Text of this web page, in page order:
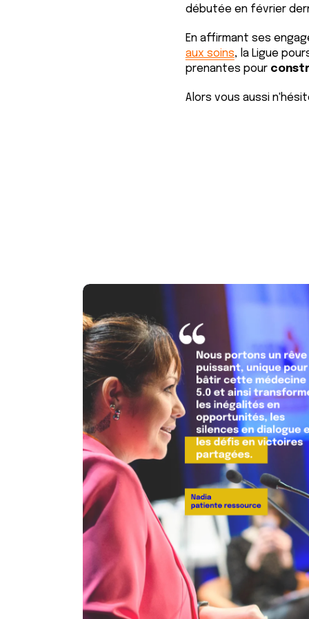
débutée en février
En affirmant ses
aux soins, la Ligue
prenantes pour
Alors vous aussi